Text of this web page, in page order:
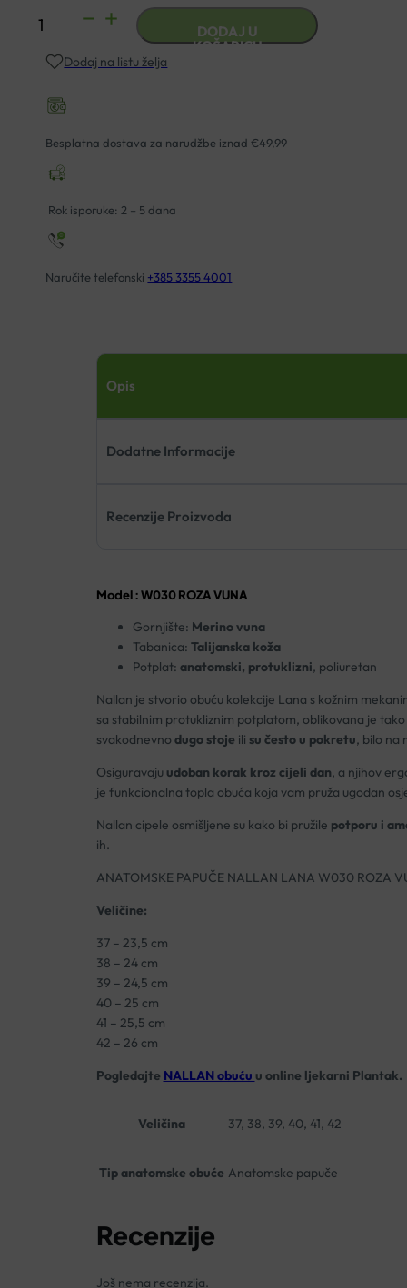
ANATOMSKE
NALLAN
W030
ROZA
količina
DODAJ U
KOŠARICU
Dodaj na listu želja
Besplatna dostava za narudžbe iznad €49,99
Rok isporuke: 2 – 5 dana
Naručite telefonski +385 3355 4001
Opis
Dodatne Informacije
Recenzije Proizvoda
Model : W030 ROZA VUNA
Gornjište: Merino vuna
Tabanica: Talijanska koža
Potplat: anatomski, protuklizni, poliuretan
Nallan je stvorio obuću kolekcije Lana s kožnim
sa stabilnim protukliznim potplatom, oblikovana je
svakodnevno dugo stoje ili su često u pokretu, bilo na
Osiguravaju udoban korak kroz cijeli dan, a njihov
je funkcionalna topla obuća koja vam pruža ugodan
Nallan cipele osmišljene su kako bi pružile potporu i
ih.
ANATOMSKE PAPUČE NALLAN LANA W030 ROZA
Veličine:
37 – 23,5 cm
38 – 24 cm
39 – 24,5 cm
40 – 25 cm
41 – 25,5 cm
42 – 26 cm
Pogledajte NALLAN obuću u online ljekarni Plantak.
Veličina 37, 38, 39, 40, 41, 42
Tip anatomske obuće Anatomske papuče
Recenzije
Još nema recenzija.